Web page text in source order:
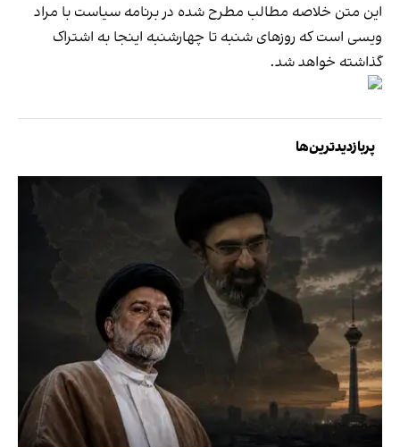
این متن خلاصه مطالب مطرح شده در برنامه سیاست با مراد
ویسی است که روزهای شنبه تا چهارشنبه اینجا به اشتراک
گذاشته خواهد شد.
پربازدیدترین‌ها